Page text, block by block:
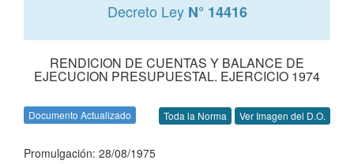
Decreto Ley N° 14416
RENDICION DE CUENTAS Y BALANCE DE
EJECUCION PRESUPUESTAL. EJERCICIO 1974
Documento Actualizado Toda la Norma Ver Imagen del D.O.
Promulgación: 28/08/1975